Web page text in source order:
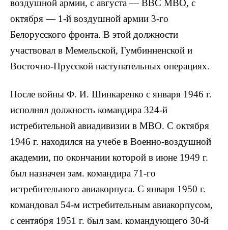
воздушной армии, с августа — ВВС МВО, с
октября — 1-й воздушной армии 3-го
Белорусского фронта. В этой должности
участвовал в Мемельской, Гумбинненской и
Восточно-Прусской наступательных операциях.
После войны Ф. И. Шинкаренко с января 1946 г.
исполнял должность командира 324-й
истребительной авиадивизии в МВО. С октября
1946 г. находился на учебе в Военно-воздушной
академии, по окончании которой в июне 1949 г.
был назначен зам. командира 71-го
истребительного авиакорпуса. С января 1950 г.
командовал 54-м истребительным авиакорпусом,
с сентября 1951 г. был зам. командующего 30-й